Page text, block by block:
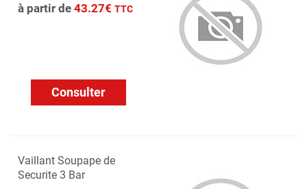
à partir de 43.27€ TTC
Consulter
Vaillant Soupape de
Securite 3 Bar